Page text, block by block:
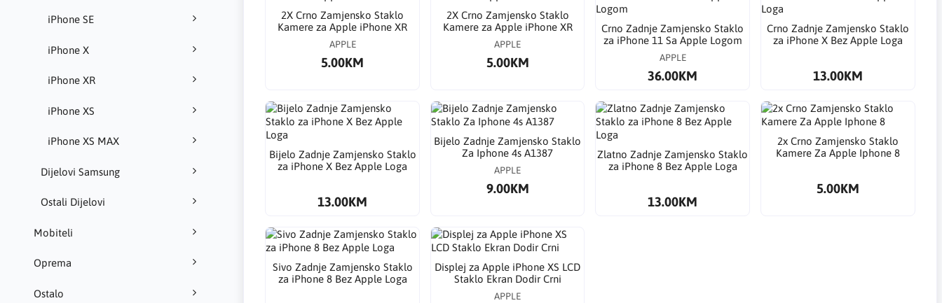
iPhone SE
iPhone X
iPhone XR
iPhone XS
iPhone XS MAX
Dijelovi Samsung
Ostali Dijelovi
Mobiteli
Oprema
Ostalo
2X Crno Zamjensko Staklo
Kamere za Apple iPhone XR
APPLE
5.00KM
2X Crno Zamjensko Staklo
Kamere za Apple iPhone XR
APPLE
5.00KM
Crno Zadnje Zamjensko Staklo
za iPhone 11 Sa Apple Logom
APPLE
36.00KM
Crno Zadnje Zamjensko Staklo
za iPhone X Bez Apple Loga
13.00KM
Bijelo Zadnje Zamjensko Staklo
za iPhone X Bez Apple Loga
13.00KM
Bijelo Zadnje Zamjensko Staklo
Za Iphone 4s A1387
APPLE
9.00KM
Zlatno Zadnje Zamjensko Staklo
za iPhone 8 Bez Apple Loga
13.00KM
2x Crno Zamjensko Staklo
Kamere Za Apple Iphone 8
5.00KM
Sivo Zadnje Zamjensko Staklo
za iPhone 8 Bez Apple Loga
​Displej za Apple iPhone XS LCD
Staklo Ekran Dodir Crni
APPLE